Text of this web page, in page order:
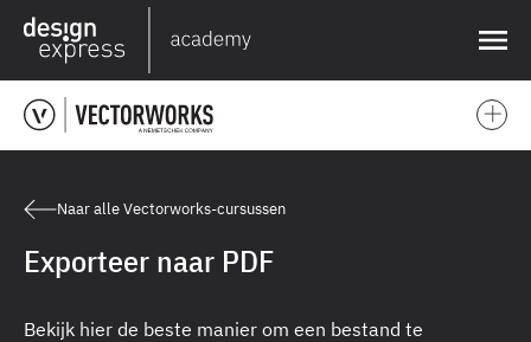
❌
Naar alle Vectorworks-cursussen
Exporteer naar PDF
Bekijk hier de beste manier om een bestand te